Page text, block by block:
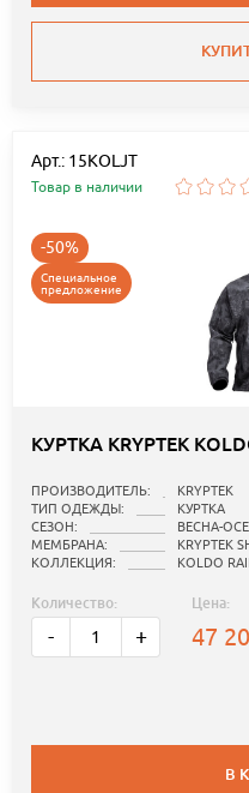
Арт.: 15KOLJT
Товар в наличии
-50%
Специальное
предложение
КУРТКА KRYPTEK
ПРОИЗВОДИТЕЛЬ:
KRYPTEK
ТИП ОДЕЖДЫ:
КУРТКА
СЕЗОН:
ВЕСНА-
МЕМБРАНА:
KRYPTEK
КОЛЛЕКЦИЯ:
KOLDO
Количество:
- +
Цена:
47
В